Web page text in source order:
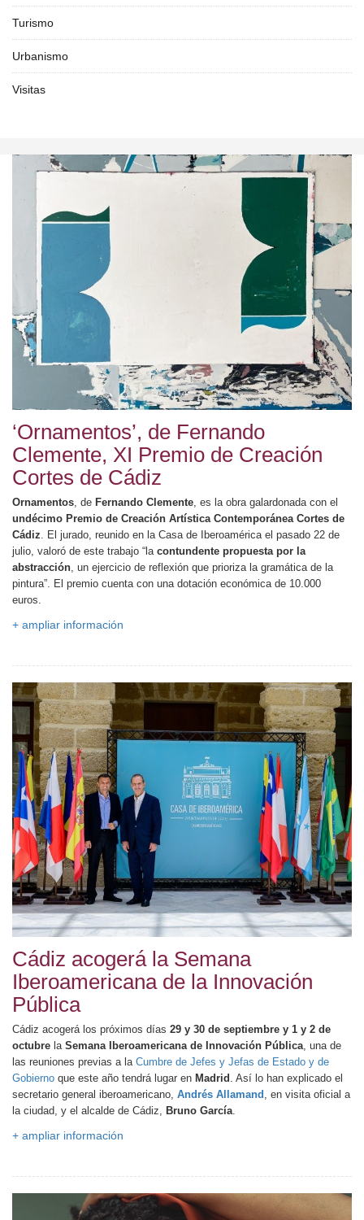
Turismo
Urbanismo
Visitas
‘Ornamentos’, de Fernando
Clemente, XI Premio de Creación
Cortes de Cádiz
Ornamentos , de Fernando Clemente , es la obra galardonada con el
undécimo Premio de Creación Artística Contemporánea Cortes de
Cádiz . El jurado, reunido en la Casa de Iberoamérica el pasado 22 de
julio, valoró de este trabajo “la contundente propuesta por la
abstracción , un ejercicio de reflexión que prioriza la gramática de la
pintura”. El premio cuenta con una dotación económica de 10.000
euros.
+ ampliar información
Cádiz acogerá la Semana
Iberoamericana de la Innovación
Pública
Cádiz acogerá los próximos días 29 y 30 de septiembre y 1 y 2 de
octubre la Semana Iberoamericana de Innovación Pública, una de
las reuniones previas a la Cumbre de Jefes y Jefas de Estado y de
Gobierno que este año tendrá lugar en Madrid . Así lo han explicado el
secretario general iberoamericano, Andrés Allamand , en visita oficial a
la ciudad, y el alcalde de Cádiz, Bruno García.
+ ampliar información